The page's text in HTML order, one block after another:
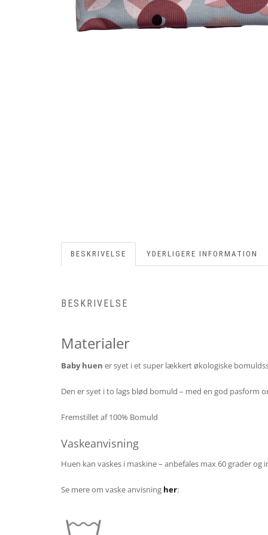
BESKRIVELSE YDERLIGERE INFORMATION
BESKRIVELSE
Materialer
Baby huen er syet i et super lækkert økologiske
Den er syet i to lags blød bomuld – med en god pasform
Fremstillet af 100% Bomuld
Vaskeanvisning
Huen kan vaskes i maskine – anbefales max 60 grader
Se mere om vaske anvisning her: